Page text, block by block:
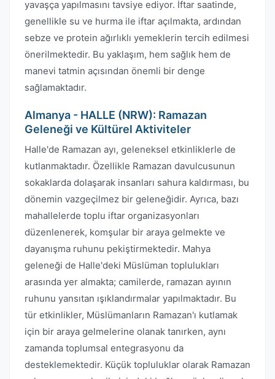
yavaşça yapılmasını tavsiye ediyor. İftar saatinde,
genellikle su ve hurma ile iftar açılmakta, ardından
sebze ve protein ağırlıklı yemeklerin tercih edilmesi
önerilmektedir. Bu yaklaşım, hem sağlık hem de
manevi tatmin açısından önemli bir denge
sağlamaktadır.
Almanya - HALLE (NRW): Ramazan
Geleneği ve Kültürel Aktiviteler
Halle'de Ramazan ayı, geleneksel etkinliklerle de
kutlanmaktadır. Özellikle Ramazan davulcusunun
sokaklarda dolaşarak insanları sahura kaldırması, bu
dönemin vazgeçilmez bir geleneğidir. Ayrıca, bazı
mahallelerde toplu iftar organizasyonları
düzenlenerek, komşular bir araya gelmekte ve
dayanışma ruhunu pekiştirmektedir. Mahya
geleneği de Halle'deki Müslüman toplulukları
arasında yer almakta; camilerde, ramazan ayının
ruhunu yansıtan ışıklandırmalar yapılmaktadır. Bu
tür etkinlikler, Müslümanların Ramazan'ı kutlamak
için bir araya gelmelerine olanak tanırken, aynı
zamanda toplumsal entegrasyonu da
desteklemektedir. Küçük topluluklar olarak Ramazan